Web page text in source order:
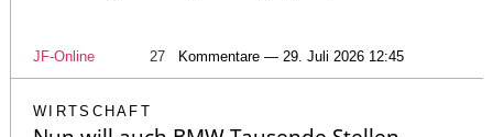
JF-Online 27 Kommentare — 29. Juli 2026 12:45
WIRTSCHAFT